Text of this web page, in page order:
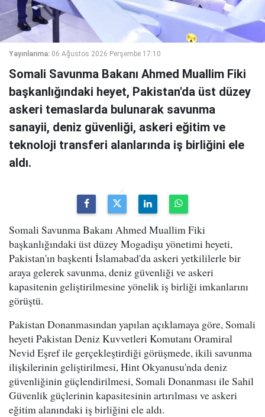
Yayınlanma: 06 Ağustos 2026 Perşembe 17:10
Somali Savunma Bakanı Ahmed Muallim Fiki
başkanlığındaki heyet, Pakistan'da üst düzey
askeri temaslarda bulunarak savunma
sanayii, deniz güvenliği, askeri eğitim ve
teknoloji transferi alanlarında iş birliğini ele
aldı.
Somali Savunma Bakanı Ahmed Muallim Fiki
başkanlığındaki üst düzey Mogadişu yönetimi heyeti,
Pakistan'ın başkenti İslamabad'da askeri yetkililerle bir
araya gelerek savunma, deniz güvenliği ve askeri
kapasitenin geliştirilmesine yönelik iş birliği imkanlarını
görüştü.
Pakistan Donanmasından yapılan açıklamaya göre, Somali
heyeti Pakistan Deniz Kuvvetleri Komutanı Oramiral
Nevid Eşref ile gerçekleştirdiği görüşmede, ikili savunma
ilişkilerinin geliştirilmesi, Hint Okyanusu'nda deniz
güvenliğinin güçlendirilmesi, Somali Donanması ile Sahil
Güvenlik güçlerinin kapasitesinin artırılması ve askeri
eğitim alanındaki iş birliğini ele aldı.